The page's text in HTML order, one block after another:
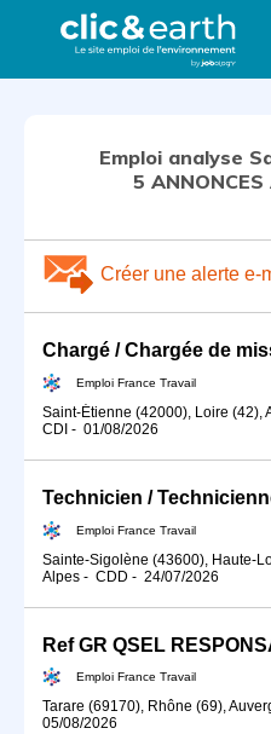
Emploi analyse
5 ANNONCES
Créer une alerte e-
Emploi France Travail
Saint-Étienne (42000), Loire (42),
CDI - 01/08/2026
Emploi France Travail
Sainte-Sigolène (43600), Haute-
Alpes - CDD - 24/07/2026
Emploi France Travail
Tarare (69170), Rhône (69),
05/08/2026